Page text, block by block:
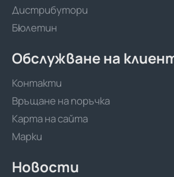
Дистрибутори
Бюлетин
Обслужване на
Контакти
Връщане на поръчка
Карта на сайта
Марки
Новости